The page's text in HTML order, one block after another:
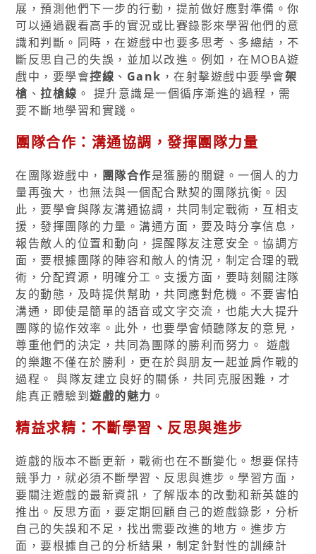
展，預測他們下一步的行動，提前做好應對準備。你
可以通過觀看高手的實況或比賽錄影來學習他們的意
識和判斷。同時，在遊戲中也要多思考、多總結，不
斷反思自己的失誤，並加以改進。例如，在MOBA遊
戲中，要學會控線 、 Gank ，在射擊遊戲中要學會架
槍 、拉槍線 。 提升意識是一個循序漸進的過程，需
要不斷地學習和實踐。
團隊合作：溝通協調，發揮團隊力量
在團隊遊戲中， 團隊合作是獲勝的關鍵。一個人的力
量再強大，也無法與一個配合默契的團隊抗衡。因
此，要學會與隊友溝通協調，共同制定戰術，互相支
援，發揮團隊的力量。溝通方面，要及時分享信息，
報告敵人的位置和動向，提醒隊友注意安全。協調方
面，要根據團隊的陣容和敵人的情況，制定合理的戰
術，分配資源，明確分工。支援方面，要時刻關注隊
友的動態，及時提供幫助，共同應對危機。不要害怕
溝通，即使是簡單的語音或文字交流，也能大大提升
團隊的協作效率。此外，也要學會傾聽隊友的意見，
尊重他們的決定，共同為團隊的勝利而努力。 遊戲
的樂趣不僅在於勝利，更在於與朋友一起並肩作戰的
過程。 與隊友建立良好的關係，共同克服困難，才
能真正體驗到遊戲的魅力 。
精益求精：不斷學習、反思與進步
遊戲的版本不斷更新，戰術也在不斷變化。想要保持
競爭力，就必須不斷學習、反思與進步。學習方面，
要關注遊戲的最新資訊，了解版本的改動和新英雄的
推出。反思方面，要定期回顧自己的遊戲錄影，分析
自己的失誤和不足，找出需要改進的地方。進步方
面，要根據自己的分析結果，制定針對性的訓練計